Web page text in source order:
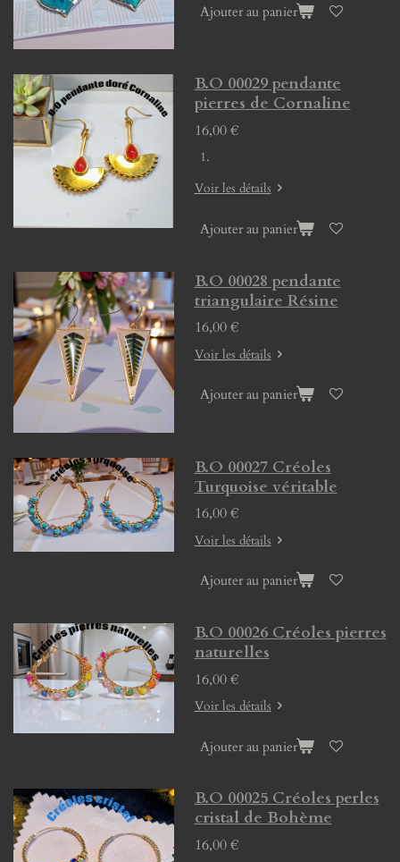
Ajouter au panier
B.O 00029 pendante
pierres de Cornaline
16,00 €
Voir les détails
Ajouter au panier
B.O 00028 pendante
triangulaire Résine
16,00 €
Voir les détails
Ajouter au panier
B.O 00027 Créoles
Turquoise véritable
16,00 €
Voir les détails
Ajouter au panier
B.O 00026 Créoles pierres
naturelles
16,00 €
Voir les détails
Ajouter au panier
B.O 00025 Créoles perles
cristal de Bohème
16,00 €